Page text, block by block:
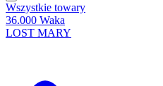
Wszystkie towary
36.000 Waka
LOST MARY